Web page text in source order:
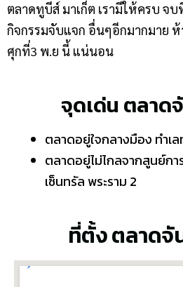
ตลาดทูบีส์ มาเก็ต เรามีให้ครบ จ
กิจกรรมจับแจก อื่นๆอีกมากมาย ห้าม
ศุกที่3 พ.ย นี้ แน่นอน
จุดเด่น ตลาด
ตลาดอยู่ใจกลางมือง ทำเ
ตลาดอยู่ไม่ไกลจากสูนย์กา
เซ็นทรัล พระราม 2
ที่ตั้ง ตลาดจั